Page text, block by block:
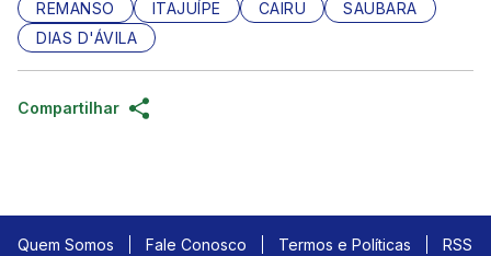
REMANSO
ITAJUÍPE CAIRU
SAUBARA
DIAS D'ÁVILA
Compartilhar
Quem Somos Fale Conosco Termos e Políticas RSS